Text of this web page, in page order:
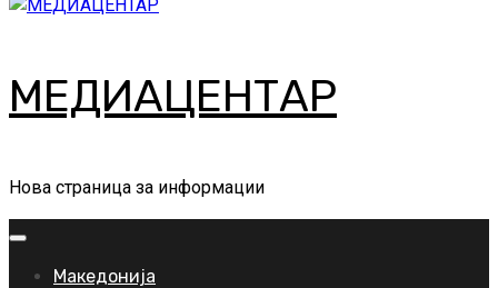
МЕДИАЦЕНТАР
Нова страница за информации
Primary
Македонија